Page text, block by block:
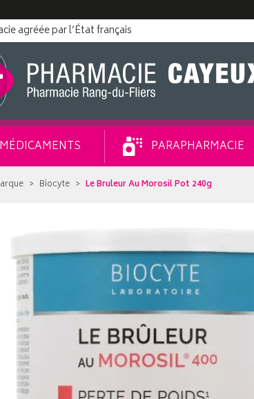
agréée par l’État français
MÉDICAMENTS PARAPHARMACIE
Biocyte Le Bruleur Au Morosil Pot 240g